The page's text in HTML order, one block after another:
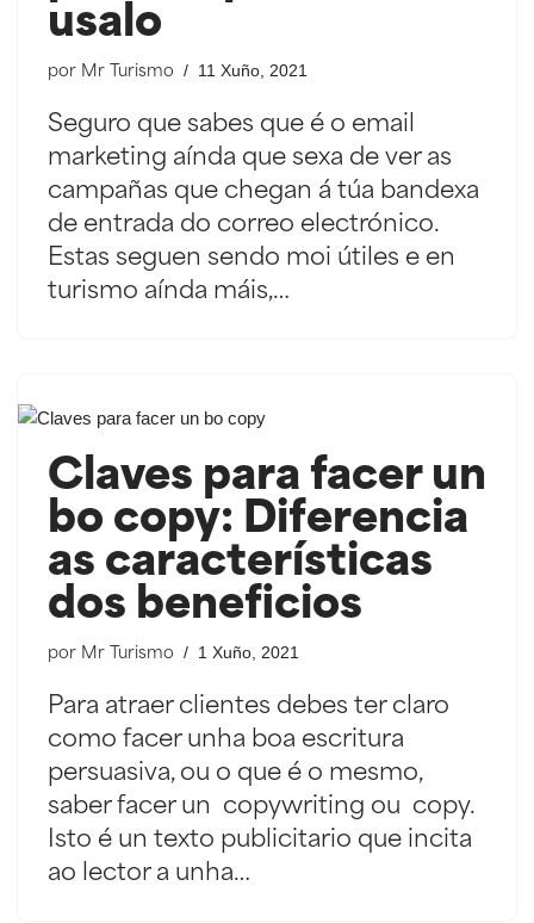
usalo
por Mr Turismo 11 Xuño, 2021
Seguro que sabes que é o email
marketing aínda que sexa de ver as
campañas que chegan á túa bandexa
de entrada do correo electrónico.
Estas seguen sendo moi útiles e en
turismo aínda máis,…
Claves para facer un
bo copy: Diferencia
as características
dos beneficios
por Mr Turismo 1 Xuño, 2021
Para atraer clientes debes ter claro
como facer unha boa escritura
persuasiva, ou o que é o mesmo,
saber facer un copywriting ou copy.
Isto é un texto publicitario que incita
ao lector a unha…